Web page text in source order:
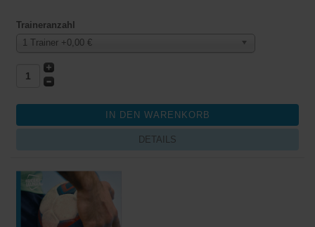
Traineranzahl
1 Trainer +0,00 €
DETAILS